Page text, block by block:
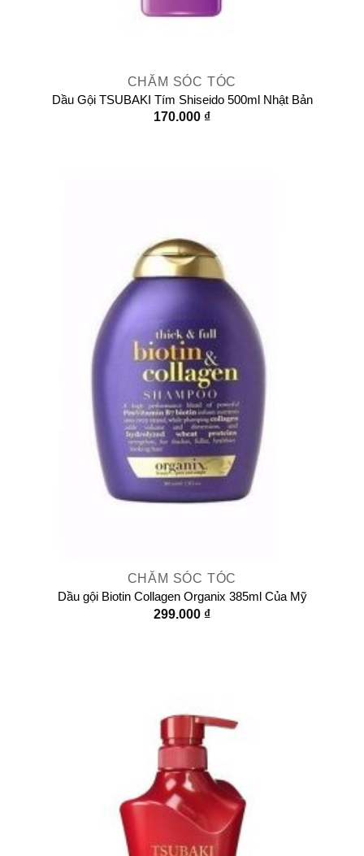
CHĂM SÓC TÓC
Dầu Gội TSUBAKI Tím Shiseido 500ml Nhật Bản
170.000 ₫
CHĂM SÓC TÓC
Dầu gội Biotin Collagen Organix 385ml Của Mỹ
299.000 ₫